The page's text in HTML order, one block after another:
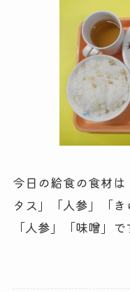
今日の給食の食材
タス」「人参」「き
「人参」「味噌」で